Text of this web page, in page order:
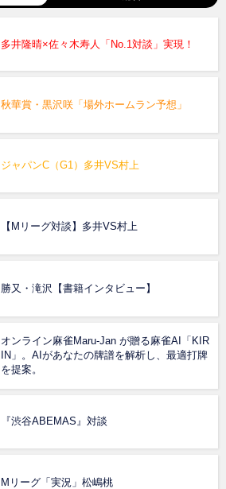
多井隆晴×佐々木寿人「No.1対談」実現！
秋華賞・黒沢咲「場外ホームラン予想」
ジャパンC（G1）多井VS村上
【Mリーグ対談】多井VS村上
勝又・滝沢【書籍インタビュー】
オンライン麻雀Maru-Jan が贈る麻雀AI「KIR
IN」。AIがあなたの牌譜を解析し、最適打牌
を提案。
『渋谷ABEMAS』対談
Mリーグ「実況」松嶋桃